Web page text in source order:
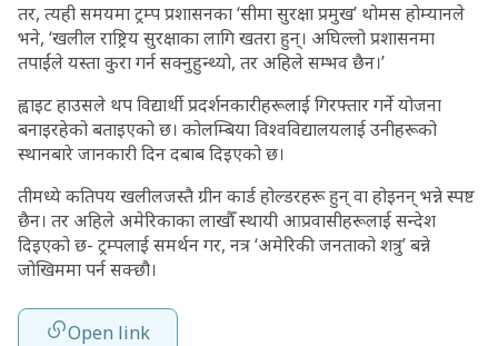
तर, त्यही समयमा ट्रम्प प्रशासनका ‘सीमा सुरक्षा प्रमुख’ थोमस होम्यानले
भने, ‘खलील राष्ट्रिय सुरक्षाका लागि खतरा हुन्। अघिल्लो प्रशासनमा
तपाईंले यस्ता कुरा गर्न सक्नुहुन्थ्यो, तर अहिले सम्भव छैन।’
ह्वाइट हाउसले थप विद्यार्थी प्रदर्शनकारीहरूलाई गिरफ्तार गर्ने योजना
बनाइरहेको बताइएको छ। कोलम्बिया विश्वविद्यालयलाई उनीहरूको
स्थानबारे जानकारी दिन दबाब दिइएको छ।
तीमध्ये कतिपय खलीलजस्तै ग्रीन कार्ड होल्डरहरू हुन् वा होइनन् भन्ने स्पष्ट
छैन। तर अहिले अमेरिकाका लाखौँ स्थायी आप्रवासीहरूलाई सन्देश
दिइएको छ- ट्रम्पलाई समर्थन गर, नत्र ‘अमेरिकी जनताको शत्रु’ बन्ने
जोखिममा पर्न सक्छौ।
Open link